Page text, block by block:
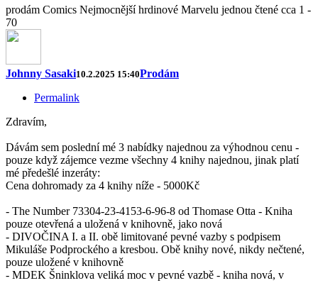
prodám Comics Nejmocnější hrdinové Marvelu jednou čtené cca 1 -
70
Johnny Sasaki10.2.2025 15:40Prodám
Permalink
Zdravím,
Dávám sem poslední mé 3 nabídky najednou za výhodnou cenu -
pouze když zájemce vezme všechny 4 knihy najednou, jinak platí
mé předešlé inzeráty:
Cena dohromady za 4 knihy níže - 5000Kč
- The Number 73304-23-4153-6-96-8 od Thomase Otta - Kniha
pouze otevřená a uložená v knihovně, jako nová
- DIVOČINA I. a II. obě limitované pevné vazby s podpisem
Mikuláše Podprockého a kresbou. Obě knihy nové, nikdy nečtené,
pouze uložené v knihovně
- MDEK Šninklova veliká moc v pevné vazbě - kniha nová, v